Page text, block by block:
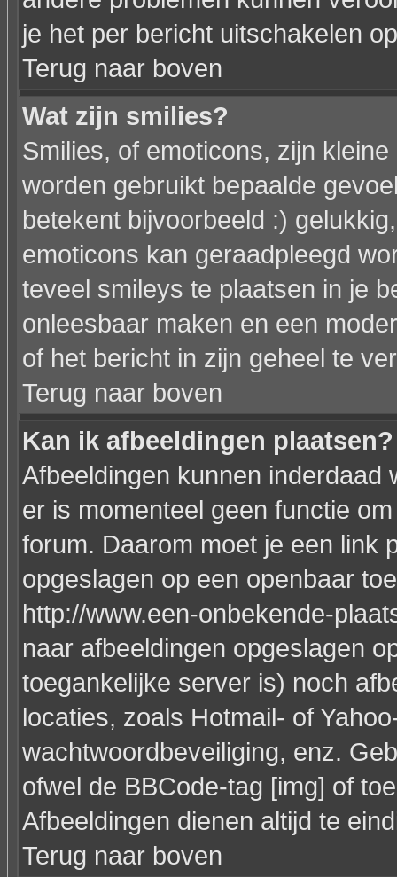
je het per bericht uitschakelen
Terug naar boven
Wat zijn smilies?
Smilies, of emoticons, zijn
worden gebruikt bepaalde
betekent bijvoorbeeld :)
emoticons kan geraadpleegd
teveel smileys te plaatsen in je
onleesbaar maken en een
of het bericht in zijn geheel te
Terug naar boven
Kan ik afbeeldingen plaatsen?
Afbeeldingen kunnen inderdaad
er is momenteel geen functie
forum. Daarom moet je een link
opgeslagen op een openbaar
http://www.een-onbekende-
naar afbeeldingen opgeslagen
toegankelijke server is) noch
locaties, zoals Hotmail- of
wachtwoordbeveiliging, enz.
ofwel de BBCode-tag [img] of
Afbeeldingen dienen altijd te
Terug naar boven